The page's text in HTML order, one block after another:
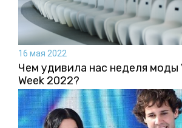
16 мая 2022
Чем удивила нас неделя моды
Week 2022?